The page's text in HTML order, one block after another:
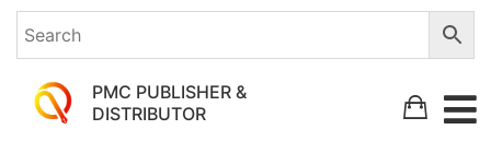
PMC PUBLISHER &
DISTRIBUTOR